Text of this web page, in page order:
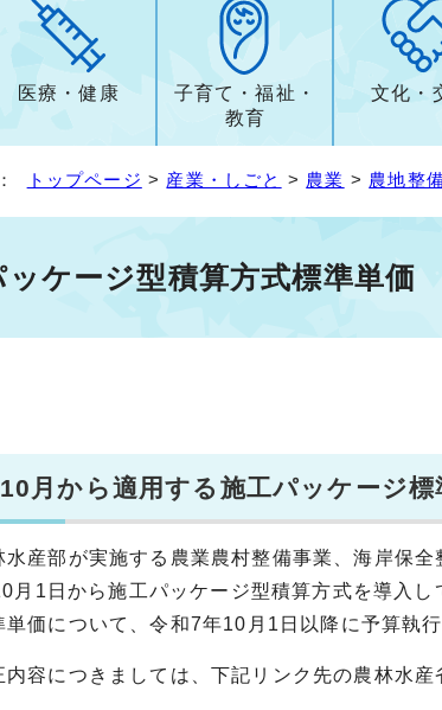
医療・健康
子育て・福祉・
教育
文化・
トップページ > 産業・しごと > 農業 > 農地整
ッケージ型積算方式標準単価
月から適用する施工パッケージ標
水産部が実施する農業農村整備事業、海岸保
月1日から施工パッケージ型積算方式を導入
単価について、令和7年10月1日以降に予算執
容につきましては、下記リンク先の農林水産